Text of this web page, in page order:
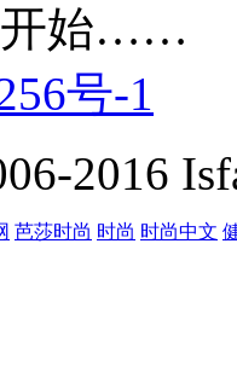
开始……
号-1
2016
芭莎时尚 时尚 时尚中文